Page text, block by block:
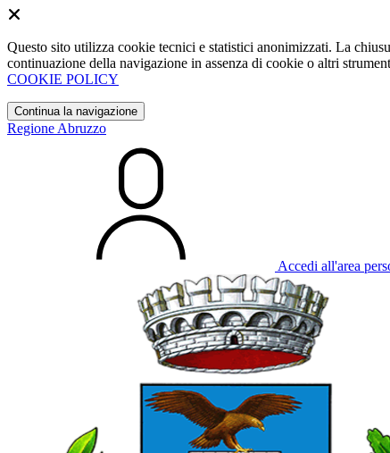
Questo sito utilizza cookie tecnici e statistici anonimizzati. La
continuazione della navigazione in assenza di cookie o altri
COOKIE POLICY
Continua la navigazione
Regione Abruzzo
Accedi all'area